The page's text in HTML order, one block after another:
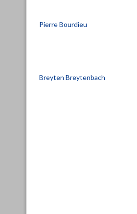
Pierre Bourdieu
Breyten Breytenbach